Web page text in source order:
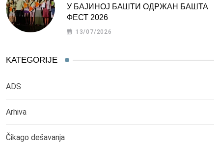
У БАЈИНОЈ БАШТИ ОДРЖАН БАШТА
ФЕСТ 2026
13/07/2026
KATEGORIJE
ADS
Arhiva
Čikago dešavanja